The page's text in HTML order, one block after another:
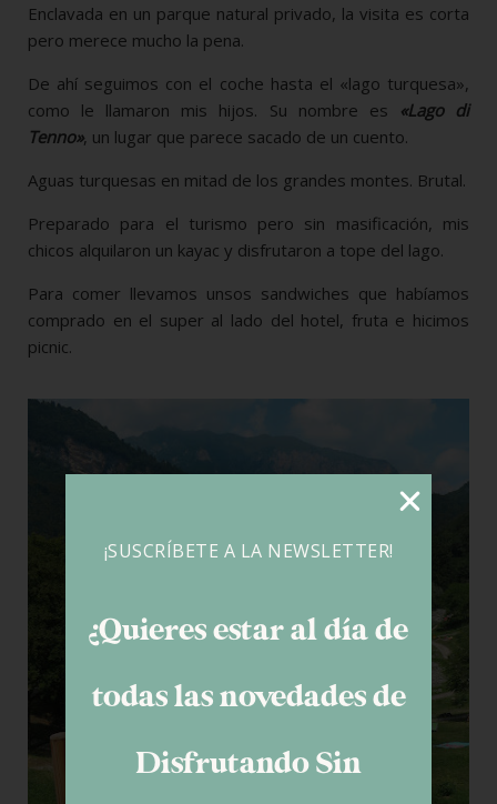
Enclavada en un parque natural privado, la visita es corta
pero merece mucho la pena.
De ahí seguimos con el coche hasta el «lago turquesa»,
como le llamaron mis hijos. Su nombre es
«Lago di
Tenno», un lugar que parece sacado de un cuento.
Aguas turquesas en mitad de los grandes montes. Brutal.
Preparado para el turismo pero sin masificación, mis
chicos alquilaron un kayac y disfrutaron a tope del lago.
Para comer llevamos unsos sandwiches que habíamos
comprado en el super al lado del hotel, fruta e hicimos
picnic.
¡SUSCRÍBETE A LA NEWSLETTER!
¿Quieres estar al día de
todas las novedades de
Disfrutando Sin